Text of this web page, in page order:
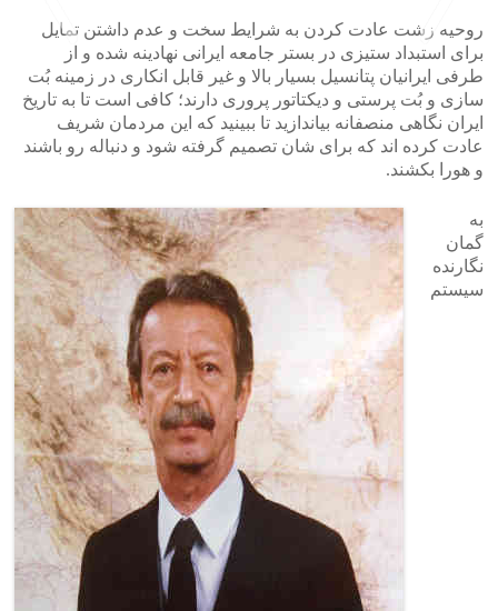
روحیه زشت عادت کردن به شرایط سخت و عدم داشتن تمایل
برای استبداد ستیزی در بستر جامعه ایرانی نهادینه شده و از
طرفی ایرانیان پتانسیل بسیار بالا و غیر قابل انکاری در زمینه بُت
سازی و بُت پرستی و دیکتاتور پروری دارند؛ کافی است تا به تاریخ
ایران نگاهی منصفانه بیاندازید تا ببینید که این مردمان شریف
عادت کرده اند که برای شان تصمیم گرفته شود و دنباله رو باشند
و هورا بکشند.
به
گمان
نگارنده
سیستم